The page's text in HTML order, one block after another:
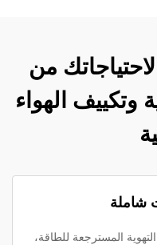
من
وتكييف الهواء
شاملة
المسترجعة للطاقة،